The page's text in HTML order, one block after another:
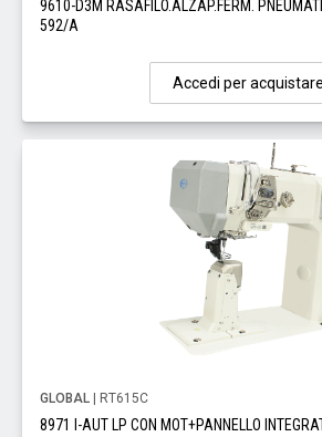
9610-D3M RASAFILO.ALZAP.FERM.
592/A
Accedi per acquistare
GLOBAL | RT615C
8971 I-AUT LP CON MOT+PANNELLO